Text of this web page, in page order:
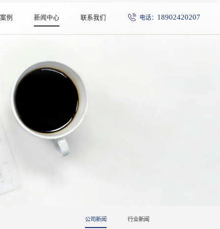
例 新闻中心
公司新闻
行业新闻
联系我们 电话： 18902420207
公司新闻 行业新闻